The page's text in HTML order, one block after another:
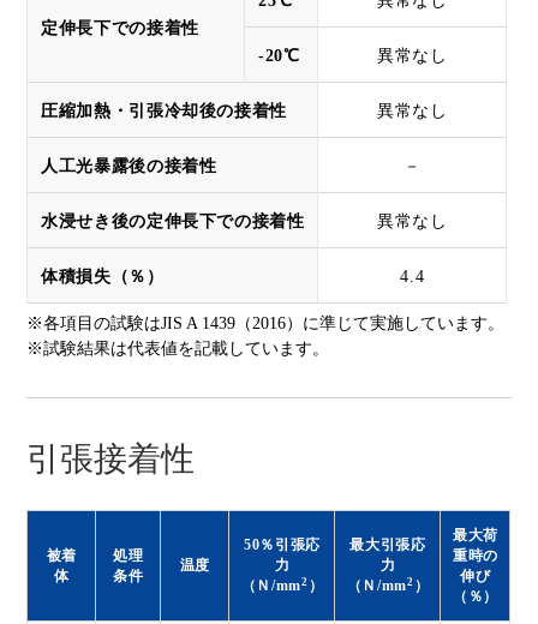
定伸長下での接着性
-20℃ 異常なし
圧縮加熱・引張冷却後の接着性 異常なし
人工光暴露後の接着性 －
水浸せき後の定伸長下での接着性 異常なし
体積損失（％） 4.4
※各項目の試験はJIS A 1439（2016）に準じて実施しています。
※試験結果は代表値を記載しています。
引張接着性
被着
体
処理
条件
温度
50％引張応
力
（Ｎ/mm2 ）
最大引張応
力
（Ｎ/mm2 ）
最大荷
重時の
伸び
（％）